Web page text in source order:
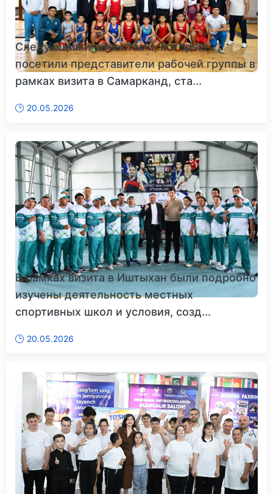
Следующими объектами, которые
посетили представители рабочей группы в
рамках визита в Самарканд, ста...
20.05.2026
В рамках визита в Иштыхан были подробно
изучены деятельность местных
спортивных школ и условия, созд...
20.05.2026